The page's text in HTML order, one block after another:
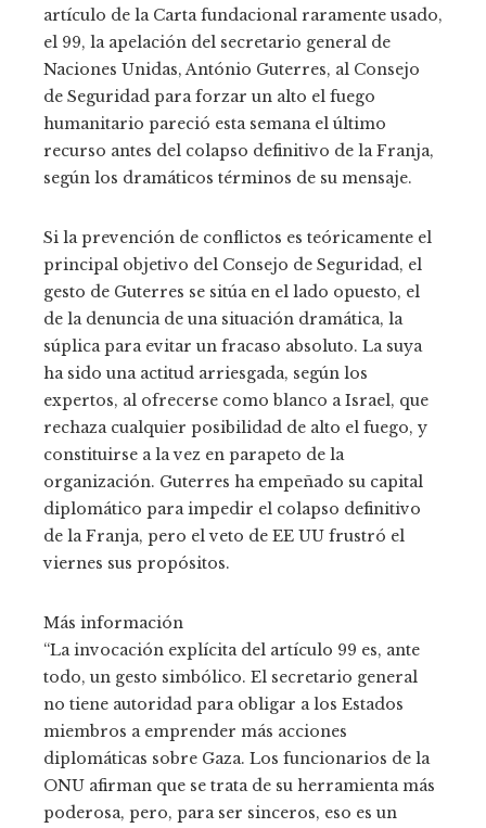
artículo de la Carta fundacional raramente usado,
el 99, la apelación del secretario general de
Naciones Unidas, António Guterres, al Consejo
de Seguridad para forzar un alto el fuego
humanitario pareció esta semana el último
recurso antes del colapso definitivo de la Franja,
según los dramáticos términos de su mensaje.
Si la prevención de conflictos es teóricamente el
principal objetivo del Consejo de Seguridad, el
gesto de Guterres se sitúa en el lado opuesto, el
de la denuncia de una situación dramática, la
súplica para evitar un fracaso absoluto. La suya
ha sido una actitud arriesgada, según los
expertos, al ofrecerse como blanco a Israel, que
rechaza cualquier posibilidad de alto el fuego, y
constituirse a la vez en parapeto de la
organización. Guterres ha empeñado su capital
diplomático para impedir el colapso definitivo
de la Franja, pero el veto de EE UU frustró el
viernes sus propósitos.
Más información
“La invocación explícita del artículo 99 es, ante
todo, un gesto simbólico. El secretario general
no tiene autoridad para obligar a los Estados
miembros a emprender más acciones
diplomáticas sobre Gaza. Los funcionarios de la
ONU afirman que se trata de su herramienta más
poderosa, pero, para ser sinceros, eso es un